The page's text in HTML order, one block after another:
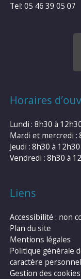
Tel: 05 46 39 05 07
Horaires
Lundi : 8h30 à
Mardi et mercredi :
Jeudi : 8h30 à
Vendredi : 8h30 à
Liens
Accessibilité : non
Plan du site
Mentions légales
Politique générale
caractère personnel
Gestion des cookies